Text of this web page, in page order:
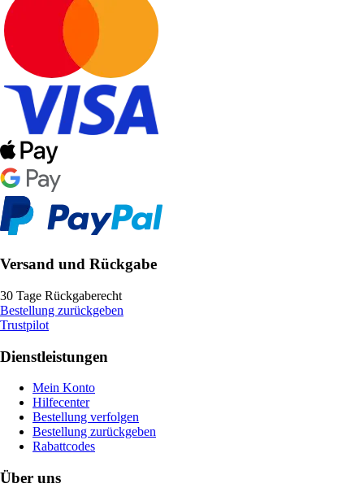
Versand und Rückgabe
30 Tage Rückgaberecht
Bestellung zurückgeben
Trustpilot
Dienstleistungen
Mein Konto
Hilfecenter
Bestellung verfolgen
Bestellung zurückgeben
Rabattcodes
Über uns